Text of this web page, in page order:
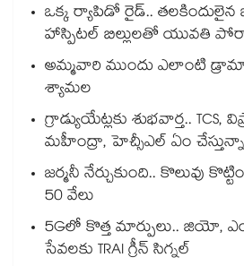
ఒక్క ర్యాపిడో రైడ్.. తలకిందులైన
హాస్పిటల్ బిల్లులతో యువతి
అమ్మవారి ముందు ఎలాంటి
శ్యామల
గ్రాడ్యుయేట్లకు శుభవార్త.. TCS,
మహీంద్రా, హెచ్సీఎల్ ఏం
జర్మనీ నేర్చుకుంది.. కొలువు
50 వేలు
5Gలో కొత్త మార్పులు.. జియో,
సేవలకు TRAI గ్రీన్ సిగ్నల్